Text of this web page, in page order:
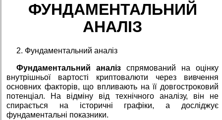
ФУНДАМЕНТАЛЬНИЙ
АНАЛІЗ
2. Фундаментальний аналіз
Фундаментальний аналіз спрямований на оцінку
внутрішньої вартості криптовалюти через вивчення
основних факторів, що впливають на її довгостроковий
потенціал. На відміну від технічного аналізу, він не
спирається на історичні графіки, а досліджує
фундаментальні показники.